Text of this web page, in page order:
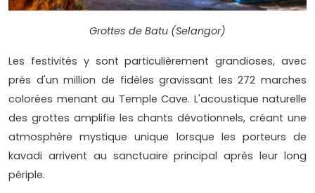
Grottes de Batu (Selangor)
Les festivités y sont particulièrement grandioses, avec
près d'un million de fidèles gravissant les 272 marches
colorées menant au Temple Cave. L'acoustique naturelle
des grottes amplifie les chants dévotionnels, créant une
atmosphère mystique unique lorsque les porteurs de
kavadi arrivent au sanctuaire principal après leur long
périple.